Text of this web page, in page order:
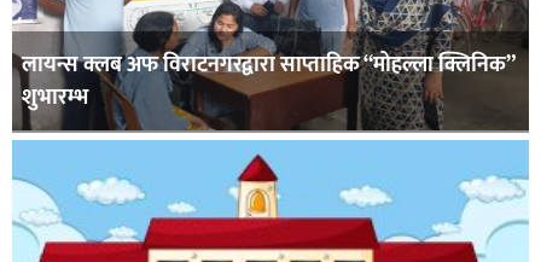
लायन्स क्लब अफ विराटनगरद्वारा साप्ताहिक “मोहल्ला क्लिनिक”
शुभारम्भ